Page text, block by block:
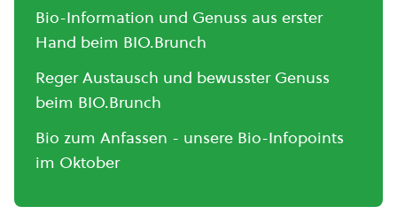
Bio-Information und Genuss aus erster
Hand beim BIO.Brunch
Reger Austausch und bewusster Genuss
beim BIO.Brunch
Bio zum Anfassen - unsere Bio-Infopoints
im Oktober